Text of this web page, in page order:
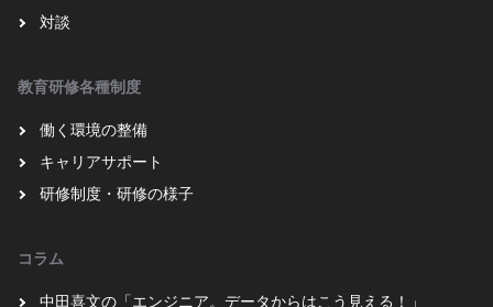
対談
教育研修各種制度
働く環境の整備
キャリアサポート
研修制度・研修の様子
コラム
中田喜文の「エンジニア。データからはこう見える！」